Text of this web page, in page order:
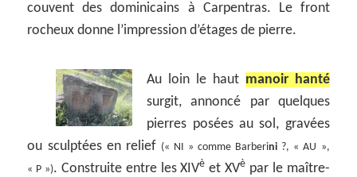
couvent des dominicains à Carpentras. Le front
rocheux donne l’impression d’étages de pierre.
Au loin le haut manoir hanté
surgit, annoncé par quelques
pierres posées au sol, gravées
ou sculptées en relief (« NI » comme Barberini ?, « AU »,
« P »). Construite entre les XIVè et XVè par le maître-